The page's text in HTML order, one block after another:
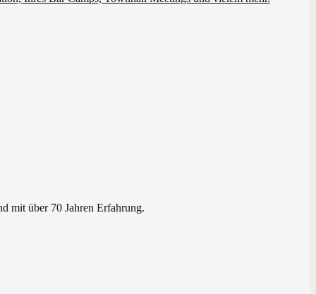
mit über 70 Jahren Erfahrung.